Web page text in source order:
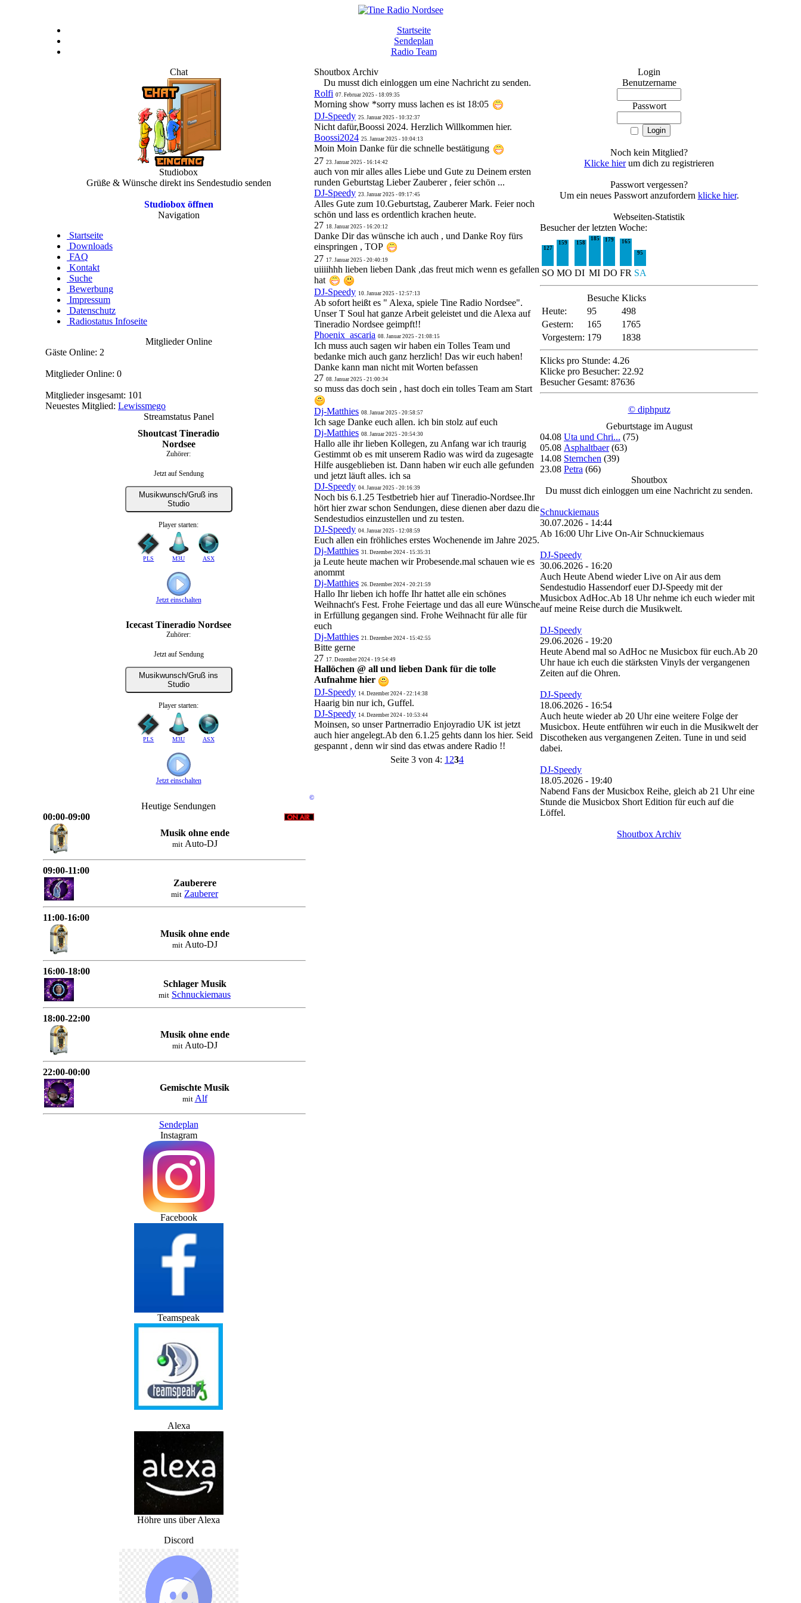
Startseite
Sendeplan
Radio Team
Chat
Studiobox
Grüße & Wünsche direkt ins Sendestudio senden
Studiobox öffnen
Navigation
Startseite
Downloads
FAQ
Kontakt
Suche
Bewerbung
Impressum
Datenschutz
Radiostatus Infoseite
Mitglieder Online
Gäste Online: 2
Mitglieder Online: 0
Mitglieder insgesamt: 101
Neuestes Mitglied: Lewissmego
Streamstatus Panel
Shoutcast Tineradio
Nordsee
Zuhörer:
Jetzt auf Sendung
Musikwunsch/Gruß ins
Studio
Player starten:
PLS M3U ASX
Jetzt einschalten
Icecast Tineradio Nordsee
Zuhörer:
Jetzt auf Sendung
Musikwunsch/Gruß ins
Studio
Player starten:
PLS M3U ASX
Jetzt einschalten
©
Heutige Sendungen
00:00-09:00
Musik ohne ende
mitAuto-DJ
09:00-11:00
Zauberere
mit Zauberer
11:00-16:00
Musik ohne ende
mitAuto-DJ
16:00-18:00
Schlager Musik
mit Schnuckiemaus
18:00-22:00
Musik ohne ende
mitAuto-DJ
22:00-00:00
Gemischte Musik
mit Alf
Sendeplan
Instagram
Facebook
Teamspeak
Alexa
Höhre uns über Alexa
Discord
Shoutbox Archiv
Du musst dich einloggen um eine Nachricht zu senden.
Rolfi 07. Februar 2025 - 18:09:35
Morning show *sorry muss lachen es ist 18:05
DJ-Speedy 25. Januar 2025 - 10:32:37
Nicht dafür,Boossi 2024. Herzlich Willkommen hier.
Boossi2024 25. Januar 2025 - 10:04:13
Moin Moin Danke für die schnelle bestätigung
27 23. Januar 2025 - 16:14:42
auch von mir alles alles Liebe und Gute zu Deinem ersten
runden Geburtstag Lieber Zauberer , feier schön ...
DJ-Speedy 23. Januar 2025 - 09:17:45
Alles Gute zum 10.Geburtstag, Zauberer Mark. Feier noch
schön und lass es ordentlich krachen heute.
27 18. Januar 2025 - 16:20:12
Danke Dir das wünsche ich auch , und Danke Roy fürs
einspringen , TOP
27 17. Januar 2025 - 20:40:19
uiiiihhh lieben lieben Dank ,das freut mich wenn es gefallen
hat
DJ-Speedy 10. Januar 2025 - 12:57:13
Ab sofort heißt es " Alexa, spiele Tine Radio Nordsee".
Unser T Soul hat ganze Arbeit geleistet und die Alexa auf
Tineradio Nordsee geimpft!!
Phoenix_ascaria 08. Januar 2025 - 21:08:15
Ich muss auch sagen wir haben ein Tolles Team und
bedanke mich auch ganz herzlich! Das wir euch haben!
Danke kann man nicht mit Worten befassen
27 08. Januar 2025 - 21:00:34
so muss das doch sein , hast doch ein tolles Team am Start
Dj-Matthies 08. Januar 2025 - 20:58:57
Ich sage Danke euch allen. ich bin stolz auf euch
Dj-Matthies 08. Januar 2025 - 20:54:30
Hallo alle ihr lieben Kollegen, zu Anfang war ich traurig
Gestimmt ob es mit unserem Radio was wird da zugesagte
Hilfe ausgeblieben ist. Dann haben wir euch alle gefunden
und jetzt läuft alles. ich sa
DJ-Speedy 04. Januar 2025 - 20:16:39
Noch bis 6.1.25 Testbetrieb hier auf Tineradio-Nordsee.Ihr
hört hier zwar schon Sendungen, diese dienen aber dazu die
Sendestudios einzustellen und zu testen.
DJ-Speedy 04. Januar 2025 - 12:08:59
Euch allen ein fröhliches erstes Wochenende im Jahre 2025.
Dj-Matthies 31. Dezember 2024 - 15:35:31
ja Leute heute machen wir Probesende.mal schauen wie es
anommt
Dj-Matthies 26. Dezember 2024 - 20:21:59
Hallo Ihr lieben ich hoffe Ihr hattet alle ein schönes
Weihnacht's Fest. Frohe Feiertage und das all eure Wünsche
in Erfüllung gegangen sind. Frohe Weihnacht für alle für
euch
Dj-Matthies 21. Dezember 2024 - 15:42:55
Bitte gerne
27 17. Dezember 2024 - 19:54:49
Hallöchen @ all und lieben Dank für die tolle
Aufnahme hier
DJ-Speedy 14. Dezember 2024 - 22:14:38
Haarig bin nur ich, Guffel.
DJ-Speedy 14. Dezember 2024 - 10:53:44
Moinsen, so unser Partnerradio Enjoyradio UK ist jetzt
auch hier angelegt.Ab den 6.1.25 gehts dann los hier. Seid
gespannt , denn wir sind das etwas andere Radio !!
Seite 3 von 4: 1 234
Login
Benutzername
Passwort
Noch kein Mitglied?
Klicke hierum dich zu registrieren
Passwort vergessen?
Um ein neues Passwort anzufordern klicke hier.
Webseiten-Statistik
Besucher der letzten Woche:
127
159 158
185 179
165
95
SO MO DI MI DO FR SA
Besuche Klicks
Heute:
95
498
Gestern:
165
1765
Vorgestern: 179 1838
Klicks pro Stunde: 4.26
Klicke pro Besucher: 22.92
Besucher Gesamt: 87636
© diphputz
Geburtstage im August
04.08 Uta und Chri... (75)
05.08 Asphaltbaer(63)
14.08 Sternchen (39)
23.08 Petra (66)
Shoutbox
Du musst dich einloggen um eine Nachricht zu senden.
Schnuckiemaus
30.07.2026 - 14:44
Ab 16:00 Uhr Live On-Air Schnuckiemaus
DJ-Speedy
30.06.2026 - 16:20
Auch Heute Abend wieder Live on Air aus dem
Sendestudio Hassendorf euer DJ-Speedy mit der
Musicbox AdHoc.Ab 18 Uhr nehme ich euch wieder mit
auf meine Reise durch die Musikwelt.
DJ-Speedy
29.06.2026 - 19:20
Heute Abend mal so AdHoc ne Musicbox für euch.Ab 20
Uhr haue ich euch die stärksten Vinyls der vergangenen
Zeiten auf die Ohren.
DJ-Speedy
18.06.2026 - 16:54
Auch heute wieder ab 20 Uhr eine weitere Folge der
Musicbox. Heute entführen wir euch in die Musikwelt der
Discotheken aus vergangenen Zeiten. Tune in und seid
dabei.
DJ-Speedy
18.05.2026 - 19:40
Nabend Fans der Musicbox Reihe, gleich ab 21 Uhr eine
Stunde die Musicbox Short Edition für euch auf die
Löffel.
Shoutbox Archiv